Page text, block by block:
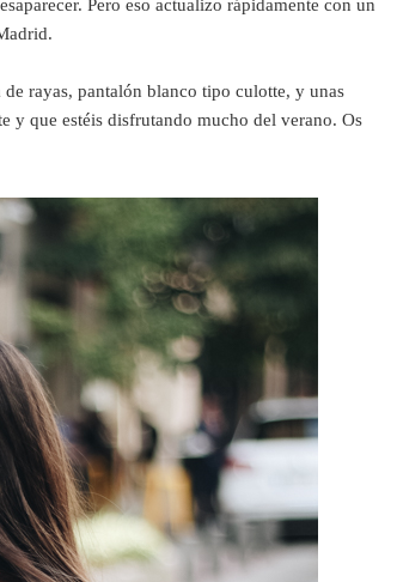
Pero eso actualizo rápidamente con un
rayas, pantalón blanco tipo culotte, y unas
y que estéis disfrutando mucho del verano. Os